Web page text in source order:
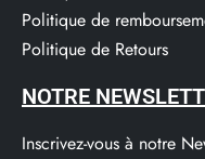
Politique de
Politique de Retours
NOTRE
Inscrivez-vous à notre